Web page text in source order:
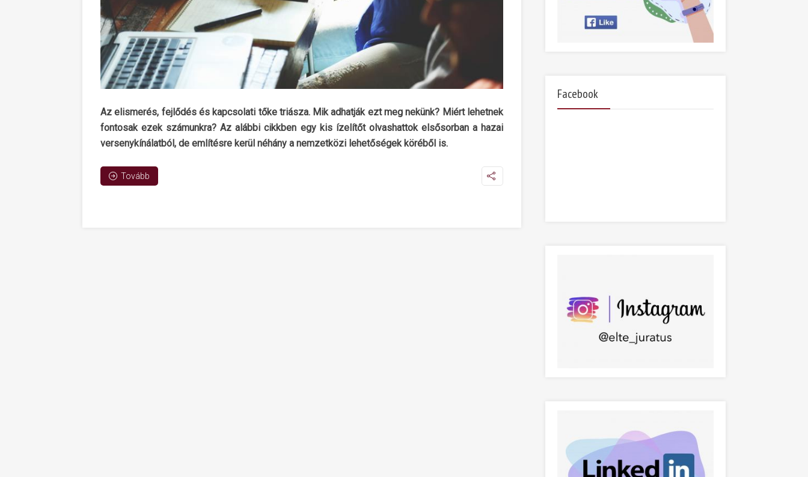
Az elismerés, fejlődés és kapcsolati tőke triásza. Mik adhatják ezt meg nekünk? Miért lehetnek
fontosak ezek számunkra? Az alábbi cikkben egy kis ízelítőt olvashattok elsősorban a hazai
versenykínálatból, de említésre kerül néhány a nemzetközi lehetőségek köréből is.
Tovább
Facebook